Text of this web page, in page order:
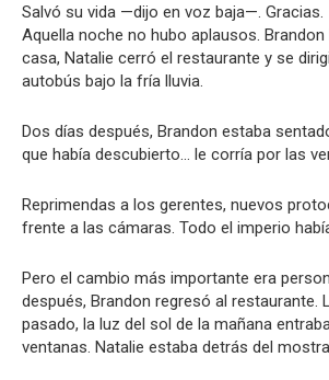
Salvó su vida —dijo en voz baja—. Gracias.
Aquella noche no hubo aplausos.
casa, Natalie cerró el restaurante y se
autobús bajo la fría lluvia.
Dos días después, Brandon estaba
que había descubierto… le corría por las
Reprimendas a los gerentes, nuevos
frente a las cámaras. Todo el imperio
Pero el cambio más importante era
después, Brandon regresó al restaurante.
pasado, la luz del sol de la mañana
ventanas. Natalie estaba detrás del